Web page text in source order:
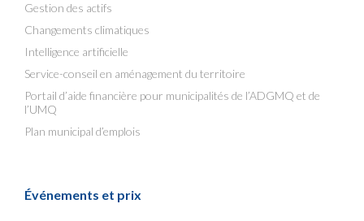
Gestion des actifs
Changements climatiques
Intelligence artificielle
Service-conseil en aménagement du territoire
Portail d’aide financière pour municipalités de l’ADGMQ et de
l’UMQ
Plan municipal d’emplois
Événements et prix